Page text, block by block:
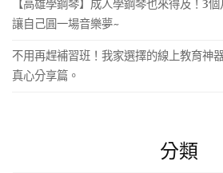
【高雄學鋼琴】成人學鋼琴也來得及！3
讓自己圓一場音樂夢~
不用再趕補習班！我家選擇的線上教育神
真心分享篇。
分類